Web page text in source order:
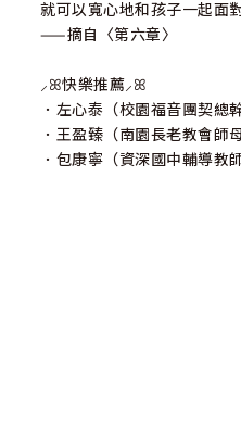
就可以寬心地和孩子一起面
——摘自〈第六章〉
⸝ꕤ快樂推薦⸝ꕤ
．左心泰（校園福音團契總幹
．王盈臻（南園長老教會師母
．包康寧（資深國中輔導教師